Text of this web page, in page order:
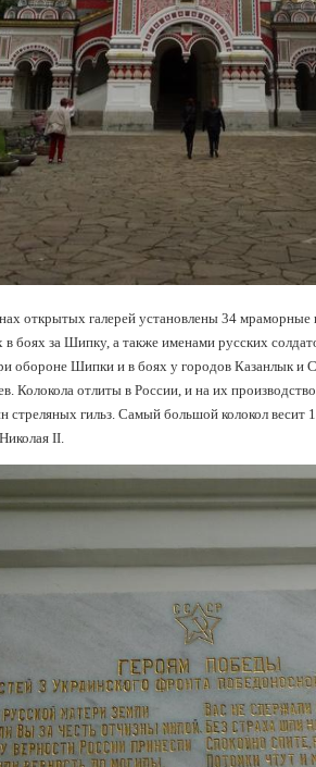
открытых галерей установлены 34 мраморные
в боях за Шипку, а также именами русских
обороне Шипки и в боях у городов Казанлык и
Колокола отлиты в России, и на их
стреляных гильз. Самый большой колокол весит
II.